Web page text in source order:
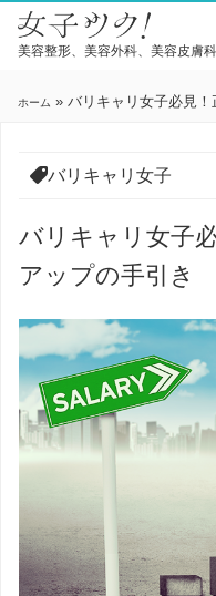
美容整形、美容外科、美容皮膚
ホーム » バリキャリ女子必見
バリキャリ女子
バリキャリ女子
アップの手引き